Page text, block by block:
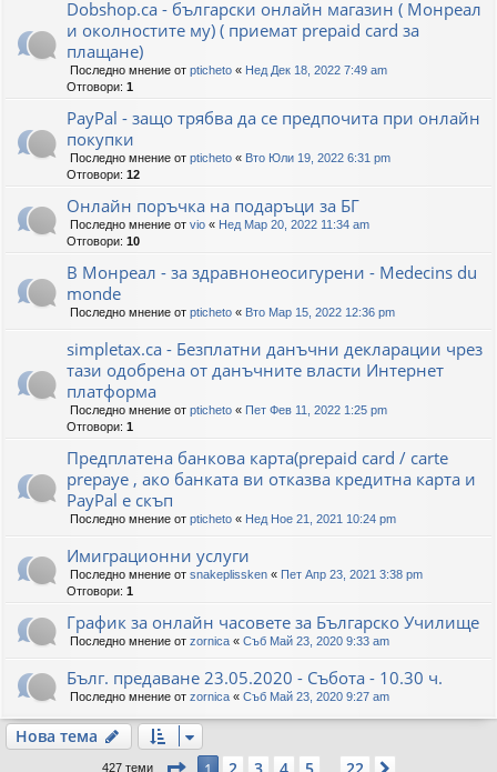
Dobshop.ca - български онлайн магазин ( Монреал
и околностите му) ( приемат prepaid card за
плащане)
Последно мнение от pticheto « Нед Дек 18, 2022 7:49 am
Отговори: 1
PayPal - защо трябва да се предпочита при онлайн
покупки
Последно мнение от pticheto « Вто Юли 19, 2022 6:31 pm
Отговори: 12
Онлайн поръчка на подаръци за БГ
Последно мнение от vio « Нед Мар 20, 2022 11:34 am
Отговори: 10
В Монреал - за здравнонеосигурени - Medecins du
monde
Последно мнение от pticheto « Вто Мар 15, 2022 12:36 pm
simpletax.ca - Безплатни данъчни декларации чрез
тази одобрена от данъчните власти Интернет
платформа
Последно мнение от pticheto « Пет Фев 11, 2022 1:25 pm
Отговори: 1
Предплатена банкова карта(prepaid card / carte
prepaye , ако банката ви отказва кредитна карта и
PayPal е скъп
Последно мнение от pticheto « Нед Ное 21, 2021 10:24 pm
Имиграционни услуги
Последно мнение от snakeplissken « Пет Апр 23, 2021 3:38 pm
Отговори: 1
График за онлайн часовете за Българско Училище
Последно мнение от zornica « Съб Май 23, 2020 9:33 am
Бълг. предаване 23.05.2020 - Събота - 10.30 ч.
Последно мнение от zornica « Съб Май 23, 2020 9:27 am
Нова тема
427 теми Страница от 22